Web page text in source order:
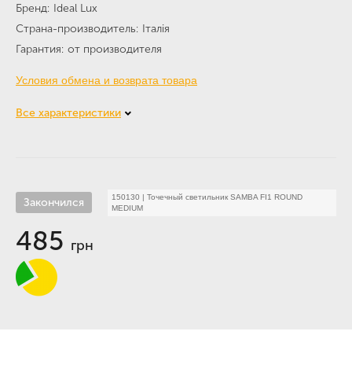
Бренд Ideal Lux
Страна-производитель Італія
Гарантия от производителя
Условия обмена и возврата товара
Все характеристики
Закончился 150130 | Точечный светильник SAMBA FI1 ROUND
MEDIUM
485 грн